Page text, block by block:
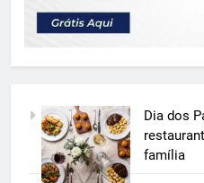
Dia dos
família